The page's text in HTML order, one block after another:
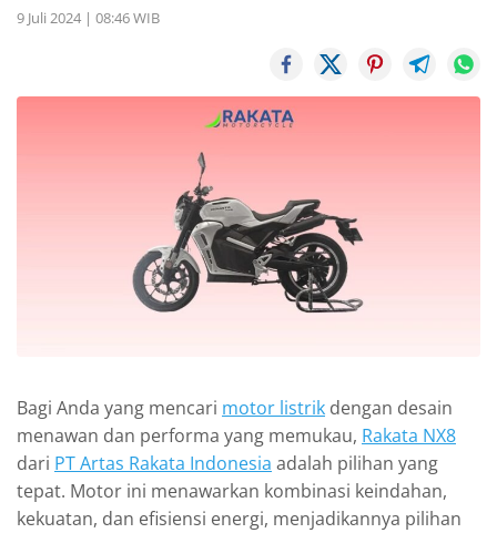
9 Juli 2024 | 08:46 WIB
Bagi Anda yang mencari motor listrik dengan desain
menawan dan performa yang memukau, Rakata NX8
dari PT Artas Rakata Indonesia adalah pilihan yang
tepat. Motor ini menawarkan kombinasi keindahan,
kekuatan, dan efisiensi energi, menjadikannya pilihan